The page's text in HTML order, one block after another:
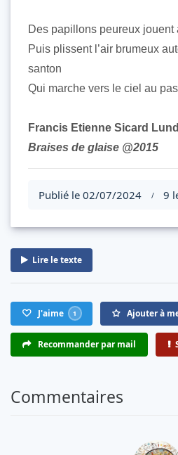
Des papillons peureux jouent
Puis plissent l’air brumeux
santon
Qui marche vers le ciel au
Francis Etienne Sicard
Braises de glaise @2015
Publié le 02/07/2024 / 9
Lire le texte
J'aime 1 Ajouter à
Recommander par mail
Commentaires